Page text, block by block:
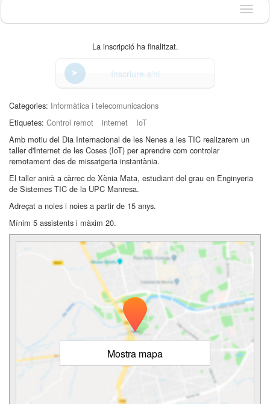
Idioma
La inscripció ha finalitzat.
Inscriure-s'hi
Categories: Informàtica i telecomunicacions
Etiquetes: Control remot internet
IoT
Amb motiu del Dia Internacional de les Nenes a les TIC realizarem un
taller d'Internet de les Coses (IoT) per aprendre com controlar
remotament des de missatgeria instantània.
El taller anirà a càrrec de Xènia Mata, estudiant del grau en Enginyeria
de Sistemes TIC de la UPC Manresa.
Adreçat a noies i noies a partir de 15 anys.
Mínim 5 assistents i màxim 20.
Mostra mapa